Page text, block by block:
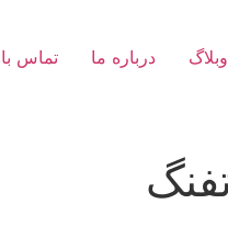
وبلاگ درباره ما تماس